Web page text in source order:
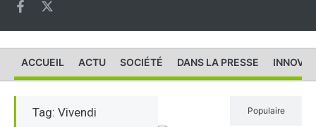
ACCUEIL ACTU SOCIÉTÉ DANS LA PRESSE
Tag: Vivendi Populaire